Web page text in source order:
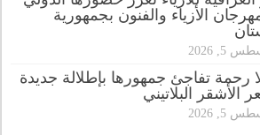
الأزياء والفنون بجمهورية
5, 2026
رحمة تفاجئ جمهورها بإطلالة جديدة
الأشقر البلاتيني
5, 2026